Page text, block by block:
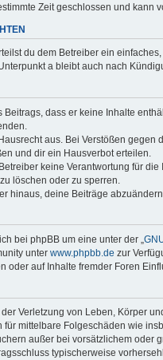
Zeit geschlossen und
du dem Betreiber ein
a bleibt auch nach
Beitrags, dass er keine Inhalte
aus. Bei Verstößen
und dir ein Hausverbot erteilen.
keine Verantwortung für
löschen oder zu sperren.
hinaus, deine Beiträge
bei phpBB um eine unter der „
unter www.phpbb.de zur
oder auf Inhalte fremder Foren
Verletzung von Leben, Körper
für mittelbare Folgeschäden wie
außer bei vorsätzlichem
typischerweise